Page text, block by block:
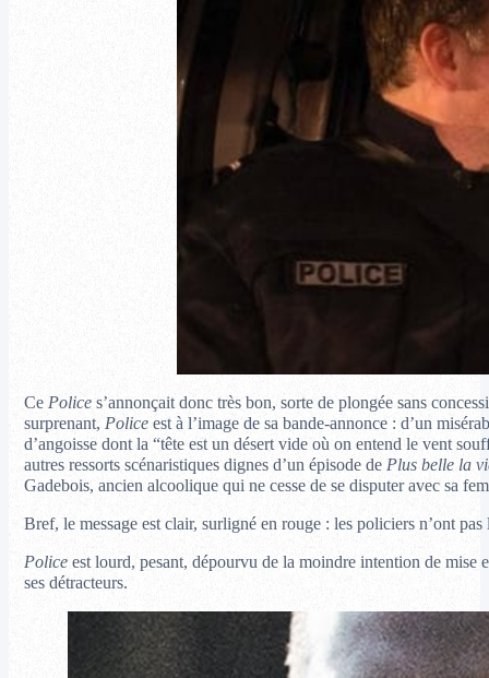
Ce Polices’annonçait donc très bon, sorte de plongée sans
surprenant, Policeest à l’image de sa bande-annonce : d’un
d’angoisse dont la “tête est un désert vide où on entend le vent
autres ressorts scénaristiques dignes d’un épisode de Plus belle la
Gadebois, ancien alcoolique qui ne cesse de se disputer avec sa
Bref, le message est clair, surligné en rouge : les policiers n’ont
Policeest lourd, pesant, dépourvu de la moindre intention de mise
ses détracteurs.